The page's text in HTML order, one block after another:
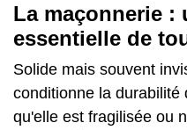
La maçonnerie :
essentielle de
Solide mais souvent
conditionne la durabilité
qu'elle est fragilisée ou